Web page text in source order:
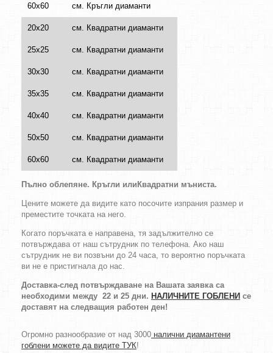
60х60 см. Кръгли диаманти
20х20 см. Квадратни диаманти
25х25 см. Квадратни диаманти
30х30 см. Квадратни диаманти
35х35 см. Квадратни диаманти
40х40 см. Квадратни диаманти
50х50 см. Квадратни диаманти
60х60 см. Квадратни диаманти
Пълно облепяне. Кръгли или Квадратни мъниста.
Цените можете да видите като посочите изпрания размер и
преместите точката на него.
Когато поръчката е направена, тя задължително се
потвърждава от наш сътрудник по телефона. Ако наш
сътрудник не ви позвъни до 24 часа, то вероятно поръчката
ви не е пристигнала до нас.
Доставка-след потвърждаване на Вашата заявка са
необходими между 22 и 25 дни. НАЛИЧНИТЕ ГОБЛЕНИ се
доставят на следващия работен ден!
Огромно разнообразие от над 3000 налични диамантени
гоблени можете да видите ТУК!